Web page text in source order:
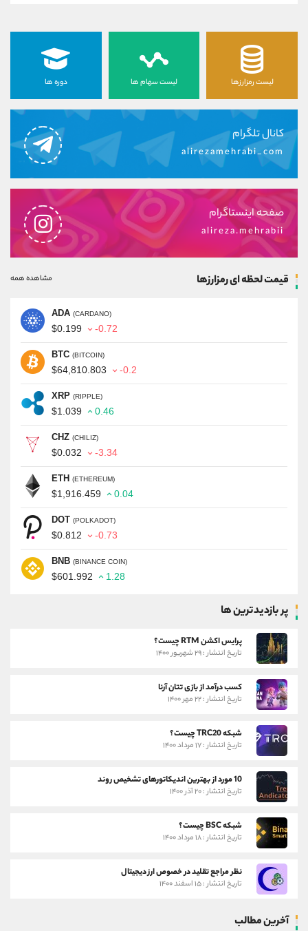
لیست رمزارزها لیست سهام ها دوره ها
کانال تلگرام
alirezamehrabi_com
صفحه اینستاگرام
alireza.mehrabii
قیمت لحظه ای رمزارزها مشاهده همه
ADA (CARDANO)
$0.199 -0.72
BTC (BITCOIN)
$64,810.803 -0.2
XRP (RIPPLE)
$1.039 0.46
CHZ (CHILIZ)
$0.032 -3.34
ETH (ETHEREUM)
$1,916.459 0.04
DOT (POLKADOT)
$0.812 -0.73
BNB (BINANCE COIN)
$601.992 1.28
پر بازدیدترین ها
پرایس اکشن RTM چیست؟
تاریخ انتشار : ۲۹ شهریور ۱۴۰۰
کسب درآمد از بازی تتان آرنا
تاریخ انتشار : ۲۲ مهر ۱۴۰۰
شبکه TRC20 چیست؟
تاریخ انتشار : ۱۷ مرداد ۱۴۰۰
10 مورد از بهترین اندیکاتورهای تشخیص روند
تاریخ انتشار : ۲۰ آذر ۱۴۰۰
شبکه BSC چیست؟
تاریخ انتشار : ۱۸ مرداد ۱۴۰۰
نظر مراجع تقلید در خصوص ارز دیجیتال
تاریخ انتشار : ۱۵ اسفند ۱۴۰۰
آخرین مطالب